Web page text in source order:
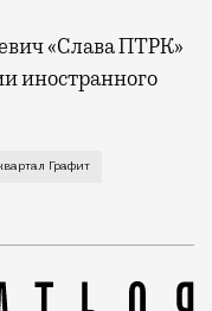
«Слава ПТРК»
иностранного
Графит